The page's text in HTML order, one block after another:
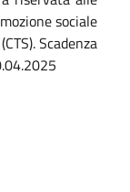
sociale
Scadenza